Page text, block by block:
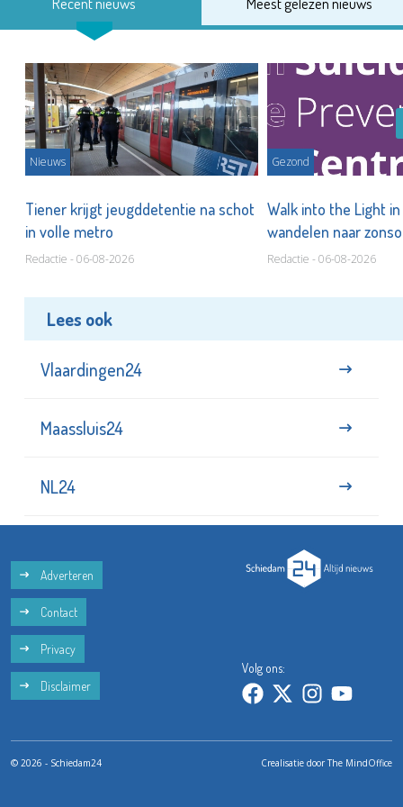
Nieuws
Tiener krijgt jeugddetentie na schot
in volle metro
Redactie - 06-08-2026
Gezond
Walk into the Light in
wandelen naar
te staan bij suïcide
Redactie - 06-08-2026
Lees ook
Vlaardingen24
Maassluis24
NL24
Adverteren
Contact
Privacy
Disclaimer
Volg ons:
© 2026 - Schiedam24 Crealisatie doorThe MindOffice